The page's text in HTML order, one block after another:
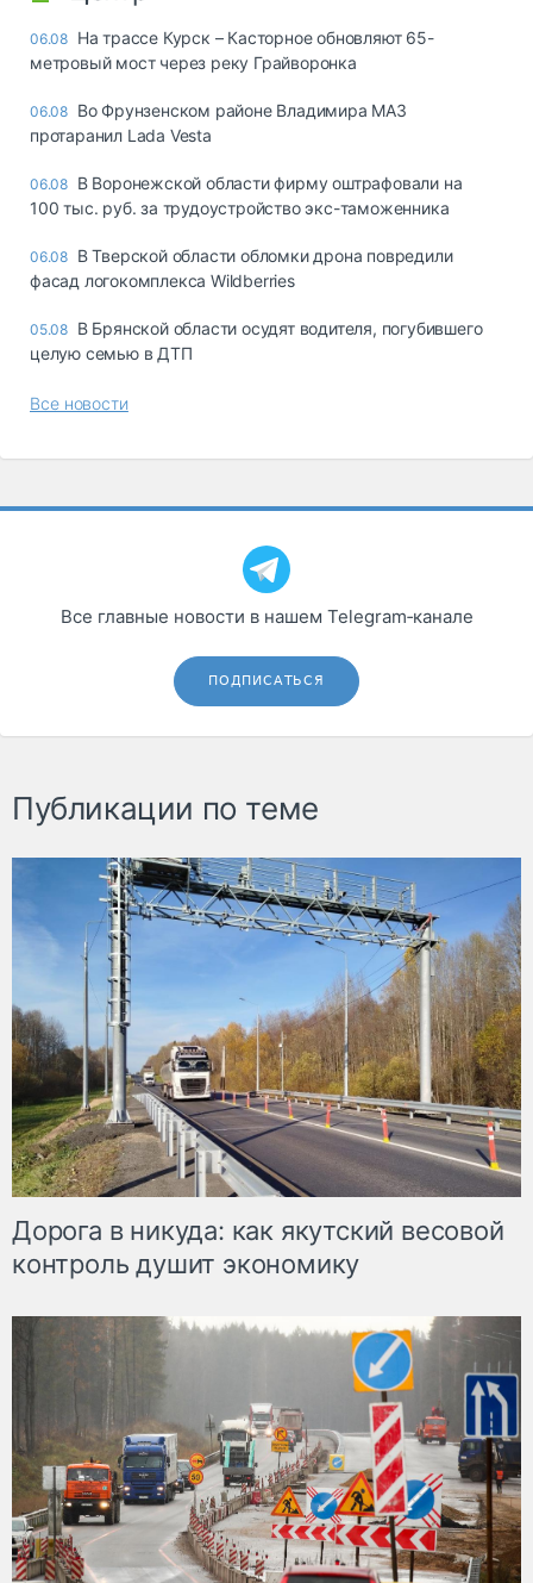
06.08 На трассе Курск – Касторное обновляют 65-
метровый мост через реку Грайворонка
06.08 Во Фрунзенском районе Владимира МАЗ
протаранил Lada Vesta
06.08 В Воронежской области фирму оштрафовали на
100 тыс. руб. за трудоустройство экс-таможенника
06.08 В Тверской области обломки дрона повредили
фасад логокомплекса Wildberries
05.08 В Брянской области осудят водителя, погубившего
целую семью в ДТП
Все новости
Все главные новости в нашем Telegram‑канале
ПОДПИСАТЬСЯ
Публикации по теме
Дорога в никуда: как якутский весовой
контроль душит экономику